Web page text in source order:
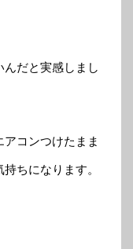
だと実感しまし
コンつけたまま
ちになります。